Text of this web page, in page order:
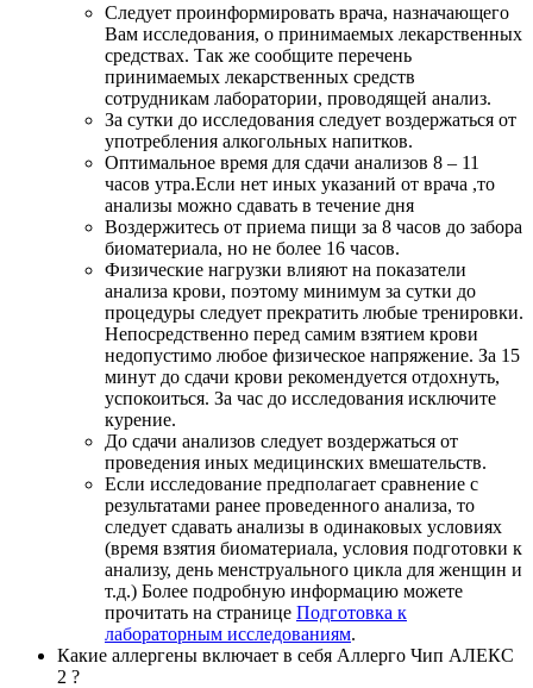
Следует проинформировать врача, назначающего
Вам исследования, о принимаемых лекарственных
средствах. Так же сообщите перечень
принимаемых лекарственных средств
сотрудникам лаборатории, проводящей анализ.
За сутки до исследования следует воздержаться от
употребления алкогольных напитков.
Оптимальное время для сдачи анализов 8 – 11
часов утра.Если нет иных указаний от врача ,то
анализы можно сдавать в течение дня
Воздержитесь от приема пищи за 8 часов до забора
биоматериала, но не более 16 часов.
Физические нагрузки влияют на показатели
анализа крови, поэтому минимум за сутки до
процедуры следует прекратить любые тренировки.
Непосредственно перед самим взятием крови
недопустимо любое физическое напряжение. За 15
минут до сдачи крови рекомендуется отдохнуть,
успокоиться. За час до исследования исключите
курение.
До сдачи анализов следует воздержаться от
проведения иных медицинских вмешательств.
Если исследование предполагает сравнение с
результатами ранее проведенного анализа, то
следует сдавать анализы в одинаковых условиях
(время взятия биоматериала, условия подготовки к
анализу, день менструального цикла для женщин и
т.д.) Более подробную информацию можете
прочитать на странице Подготовка к
лабораторным исследованиям.
Какие аллергены включает в себя Аллерго Чип АЛЕКС
2 ?